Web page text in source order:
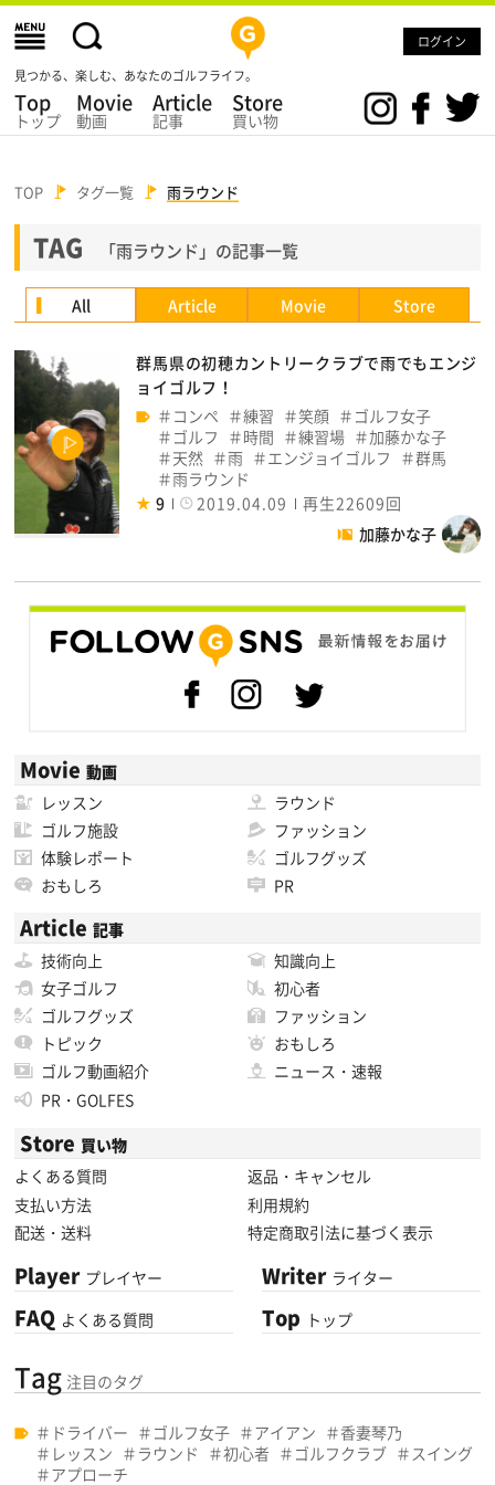
ログイン
見つかる、楽しむ、あなたのゴルフライフ。
Top
トップ
Movie
動画
Article
記事
Store
買い物
TOP タグ一覧 雨ラウンド
TAG 「雨ラウンド」の記事一覧
All Article Movie Store
群馬県の初穂カントリークラブで雨でもエンジ
ョイゴルフ！
コンペ
練習 笑顔
ゴルフ女子
ゴルフ
時間 練習場
加藤かな子
天然
雨 エンジョイゴルフ
群馬
雨ラウンド
9
2019.04.09
再生22609回
加藤かな子
Movie 動画
レッスン
ラウンド
ゴルフ施設
ファッション
体験レポート
ゴルフグッズ
おもしろ
PR
Article 記事
技術向上
知識向上
女子ゴルフ
初心者
ゴルフグッズ
ファッション
トピック
おもしろ
ゴルフ動画紹介
ニュース・速報
PR・GOLFES
Store 買い物
よくある質問
返品・キャンセル
支払い方法
利用規約
配送・送料
特定商取引法に基づく表示
Player プレイヤー
FAQ よくある質問
Writer ライター
Top トップ
Tag 注目のタグ
ドライバー ゴルフ女子 アイアン
香妻琴乃
レッスン
ラウンド 初心者 ゴルフクラブ
スイング
アプローチ